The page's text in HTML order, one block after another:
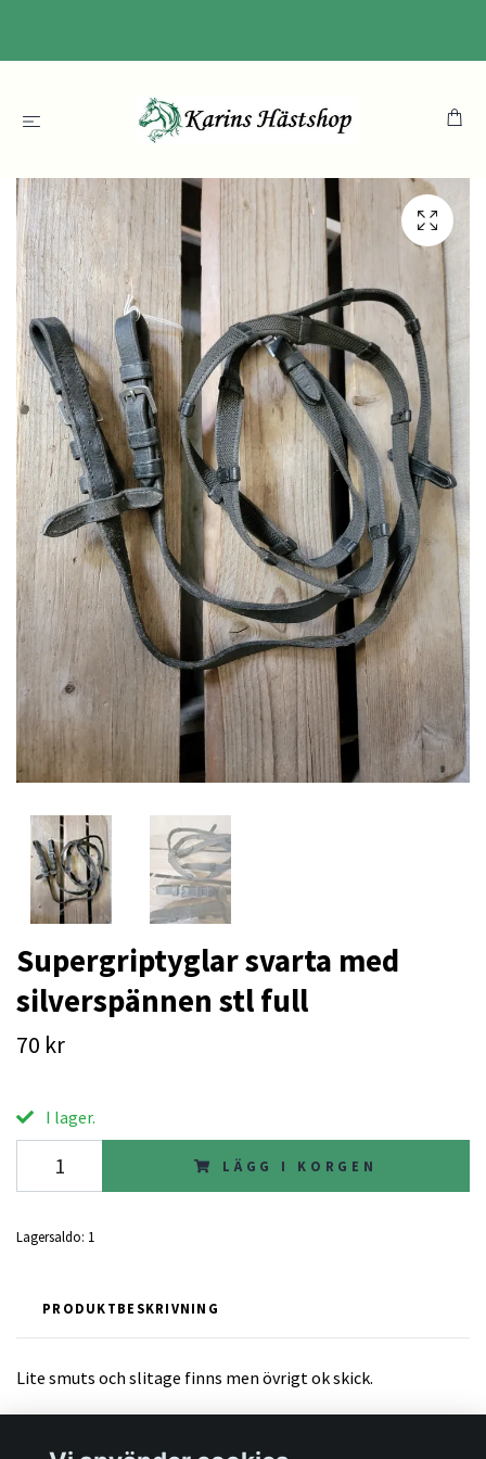
Supergriptyglar svarta med
silverspännen stl full
70 kr
I lager.
LÄGG I KORGEN
Lagersaldo: 1
PRODUKTBESKRIVNING
Lite smuts och slitage finns men övrigt ok skick.